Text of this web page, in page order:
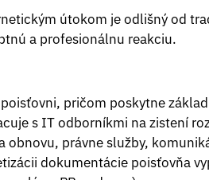
útokom je odlišný od
a profesionálnu reakciu.
pričom poskytne
s IT odborníkmi na zistení
obnovu, právne služby,
dokumentácie poisťovňa